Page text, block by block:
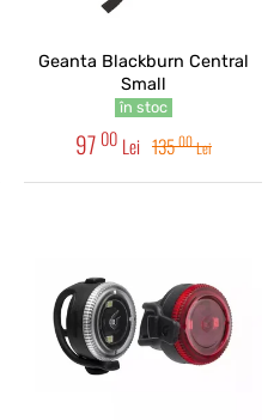
Geanta Blackburn Central
Small
în stoc
97 00 Lei 13500Lei